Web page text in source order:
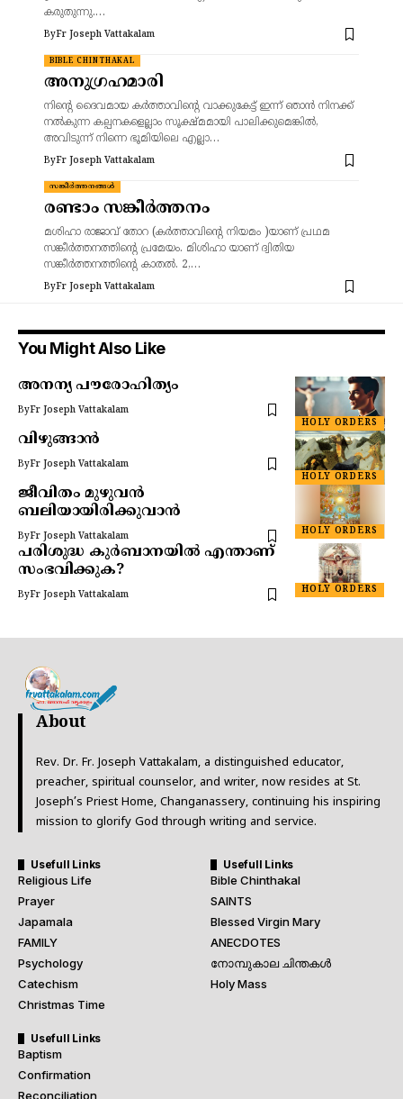
കരുതുന്നു.…
ByFr Joseph Vattakalam
BIBLE CHINTHAKAL
അനുഗ്രഹമാരി
നിന്റെ ദൈവമായ കർത്താവിന്റെ വാക്കുകേട്ട് ഇന്ന് ഞാൻ നിനക്ക്
നൽകുന്ന കല്പനകളെല്ലാം സൂക്ഷ്മമായി പാലിക്കുമെങ്കിൽ,
അവിടുന്ന് നിന്നെ ഭൂമിയിലെ എല്ലാ…
ByFr Joseph Vattakalam
സങ്കീർത്തനങ്ങൾ
രണ്ടാം സങ്കീർത്തനം
മശിഹാ രാജാവ് തോറ (കർത്താവിന്റെ നിയമം )യാണ് പ്രഥമ
സങ്കീർത്തനത്തിന്റെ പ്രമേയം. മിശിഹാ യാണ് ദ്വിതിയ
സങ്കീർത്തനത്തിന്റെ കാതൽ. 2,…
ByFr Joseph Vattakalam
You Might Also Like
HOLY ORDERS
അനന്യ പൗരോഹിത്യം
ByFr Joseph Vattakalam
HOLY ORDERS
വിഴുങ്ങാൻ
ByFr Joseph Vattakalam
HOLY ORDERS
ജീവിതം മുഴുവൻ
ബലിയായിരിക്കുവാൻ
ByFr Joseph Vattakalam
HOLY ORDERS
പരിശുദ്ധ കുർബാനയിൽ എന്താണ്
സംഭവിക്കുക?
ByFr Joseph Vattakalam
About
Rev. Dr. Fr. Joseph Vattakalam, a distinguished educator,
preacher, spiritual counselor, and writer, now resides at St.
Joseph’s Priest Home, Changanassery, continuing his inspiring
mission to glorify God through writing and service.
Usefull Links
Religious Life
Prayer
Japamala
FAMILY
Psychology
Catechism
Christmas Time
Usefull Links
Bible Chinthakal
SAINTS
Blessed Virgin Mary
ANECDOTES
നോമ്പുകാല ചിന്തകൾ
Holy Mass
Usefull Links
Baptism
Confirmation
Reconciliation